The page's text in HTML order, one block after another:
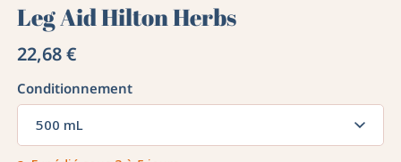
Leg Aid Hilton Herbs
22,68 €
Conditionnement
500 mL